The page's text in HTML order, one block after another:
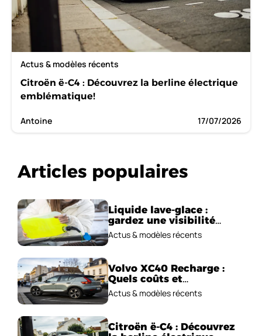
Actus & modèles récents
Citroën ë-C4 : Découvrez la berline électrique
emblématique!
Antoine 17/07/2026
Articles populaires
Liquide lave-glace :
gardez une visibilité
parfaite en voiture
Actus & modèles récents
Volvo XC40 Recharge :
Quels coûts et
performances
électriques ?
Actus & modèles récents
Citroën ë-C4 : Découvrez